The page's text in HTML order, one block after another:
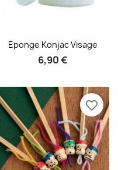
Aperçu rapide
Eponge Konjac Visage
6,90 €
favorite_border